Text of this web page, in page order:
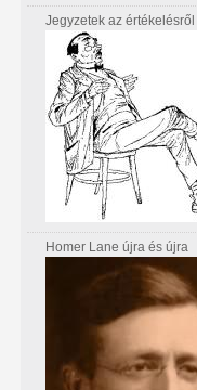
Jegyzetek az értékelésről
Homer Lane újra és újra